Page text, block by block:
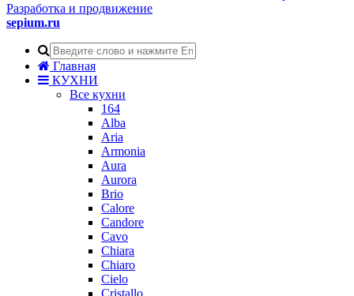
Разработка и продвижение
sepium.ru
Главная
КУХНИ
Все кухни
164
Alba
Aria
Armonia
Aura
Aurora
Brio
Calore
Candore
Cavo
Chiara
Chiaro
Cielo
Cristallo